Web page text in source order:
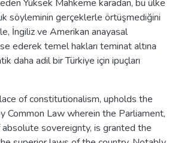
eden Yüksek Mahkeme karadan, bu ülke
söyleminin gerçeklerle örtüşmediğini
İngiliz ve Amerikan anayasal
ederek temel hakları teminat altına
daha adil bir Türkiye için ipuçları
of constitutionalism, upholds the
Common Law wherein the Parliament,
sovereignty, is granted the